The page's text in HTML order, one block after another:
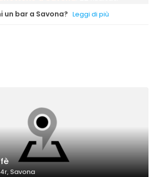
un bar a Savona? Leggi di più
Savona